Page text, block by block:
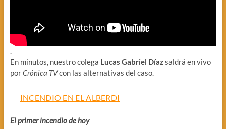
.
En minutos, nuestro colega Lucas Gabriel Díazsaldrá en vivo
porCrónica TVcon las alternativas del caso.
INCENDIO EN EL ALBERDI
El primer incendio de hoy